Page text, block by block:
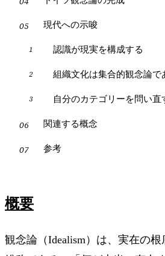
現代への示唆
認識が現実を構成する
組織文化は集合的観念論で
自分のカテゴリーを問い直
関連する概念
参考
概要
観念論（Idealism）は、実在の